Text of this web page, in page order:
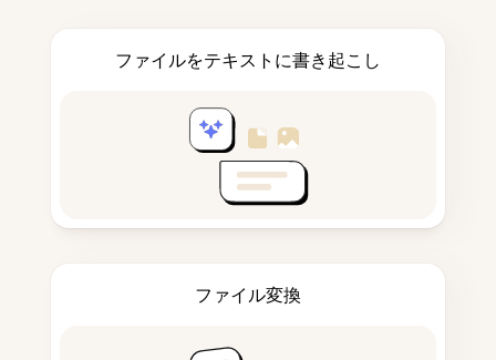
ファイルをテキストに書き起こし
ファイル変換